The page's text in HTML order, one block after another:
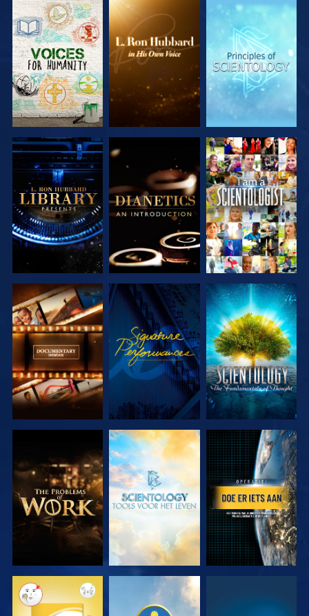
VERKEN DE
SERIE
VERKEN DE
SERIE
VERKEN DE
SERIE
VERKEN DE
SERIE
VERKEN DE
SERIE
KIJK
VERKEN DE
SERIE
KIJK
VERKEN DE
SERIE
VERKEN DE
SERIE
VERKEN DE
SERIE
KIJK